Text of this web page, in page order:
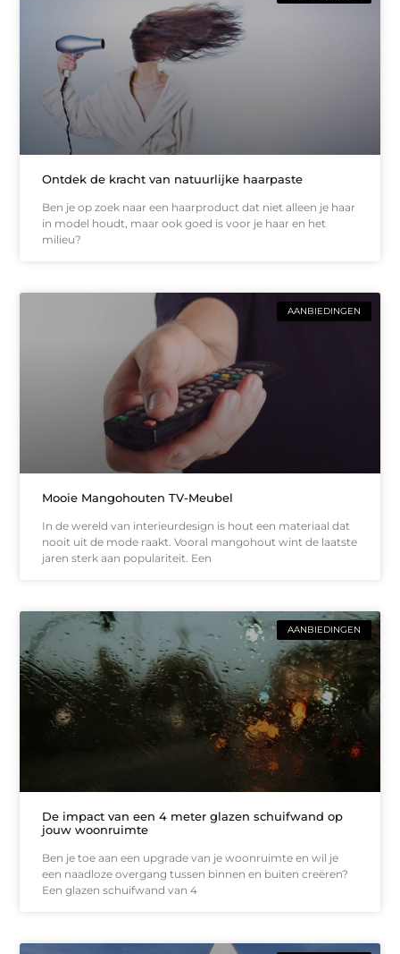
Ontdek de kracht van natuurlijke haarpaste
Ben je op zoek naar een haarproduct dat niet alleen je haar
in model houdt, maar ook goed is voor je haar en het
milieu?
AANBIEDINGEN
Mooie Mangohouten TV-Meubel
In de wereld van interieurdesign is hout een materiaal dat
nooit uit de mode raakt. Vooral mangohout wint de laatste
jaren sterk aan populariteit. Een
AANBIEDINGEN
De impact van een 4 meter glazen schuifwand op
jouw woonruimte
Ben je toe aan een upgrade van je woonruimte en wil je
een naadloze overgang tussen binnen en buiten creëren?
Een glazen schuifwand van 4